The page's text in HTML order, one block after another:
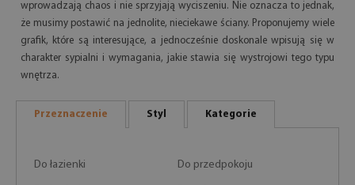
wprowadzają chaos i nie sprzyjają wyciszeniu. Nie oznacza to jednak,
że musimy postawić na jednolite, nieciekawe ściany. Proponujemy wiele
grafik, które są interesujące, a jednocześnie doskonale wpisują się w
charakter sypialni i wymagania, jakie stawia się wystrojowi tego typu
wnętrza.
Przeznaczenie Styl Kategorie
Do łazienki Do przedpokoju